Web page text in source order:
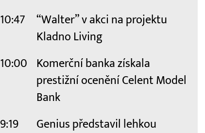
10:47
“Walter” v akci na projektu
Kladno Living
10:00
Komerční banka získala
prestižní ocenění Celent Model
Bank
9:19
Genius představil lehkou